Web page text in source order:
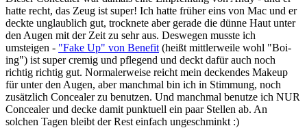
hatte recht, das Zeug ist super! Ich hatte früher eins von Mac und er
deckte unglaublich gut, trocknete aber gerade die dünne Haut unter
den Augen mit der Zeit zu sehr aus. Deswegen musste ich
umsteigen - "Fake Up" von Benefit (heißt mittlerweile wohl "Boi-
ing") ist super cremig und pflegend und deckt dafür auch noch
richtig richtig gut. Normalerweise reicht mein deckendes Makeup
für unter den Augen, aber manchmal bin ich in Stimmung, noch
zusätzlich Concealer zu benutzen. Und manchmal benutze ich NUR
Concealer und decke damit punktuell ein paar Stellen ab. An
solchen Tagen bleibt der Rest einfach ungeschminkt :)